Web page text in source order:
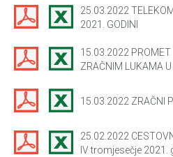
25.03.2022
2021. GODINI
15.03.2022 PROMET
ZRAČNIM LUKAMA U
15.03.2022 ZRAČNI
25.02.2022
IV tromjesečje 2021.